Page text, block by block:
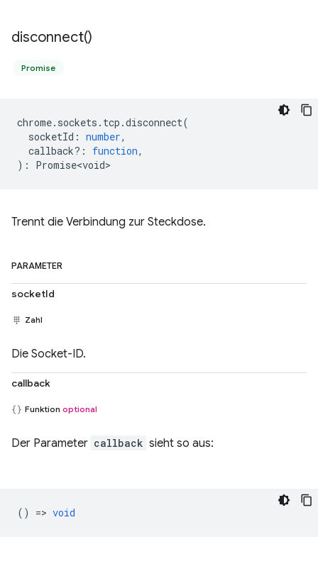
disconnect()
Promise
chrome. sockets . tcp .disconnect(
socketId : number,
callback? : function,
) : Promise<void>
Trennt die Verbindung zur Steckdose.
PARAMETER
socketId
Zahl
Die Socket-ID.
callback
Funktion optional
Der Parameter callback sieht so aus:
() => void